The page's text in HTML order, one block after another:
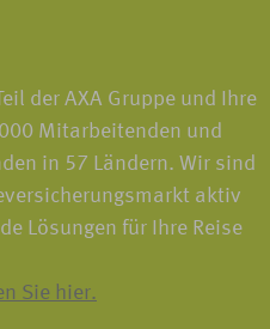
der AXA Gruppe und Ihre
Mitarbeitenden und
in 57 Ländern. Wir sind
aktiv
Lösungen für Ihre Reise
Sie hier.